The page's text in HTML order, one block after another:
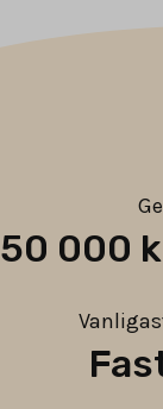
50 000